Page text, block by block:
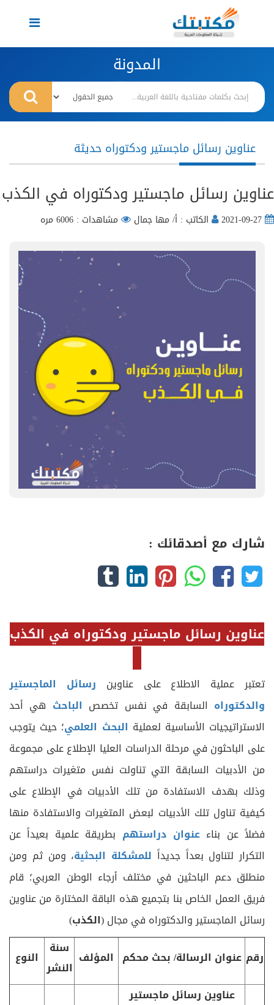
Toggle
navigation
المدونة
عناوين رسائل ماجستير ودكتوراه حديثة
عناوين رسائل ماجستير ودكتوراه في الكذب
الكاتب : أ/ مها جمال مشاهدات : 6006 مره
شارك مع أصدقائك :
عناوين رسائل ماجستير ودكتوراه في الكذب
تعتبر عملية الاطلاع على عناوين رسائل الماجستير
والدكتوراه السابقة في نفس تخصص الباحث هي أحد
الاستراتيجيات الأساسية لعملية البحث العلمي؛ حيث يتوجب
على الباحثون في مرحلة الدراسات العليا الإطلاع على مجموعة
من الأدبيات السابقة التي تناولت نفس متغيرات دراستهم
وذلك بهدف الاستفادة من تلك الأدبيات في الإطلاع على
كيفية تناول تلك الأدبيات لبعض المتغيرات والاستفادة منها
فضلاً عن بناءعنوان دراستهم بطريقة علمية بعيداً عن
التكرار لتناول بعداً جديداً للمشكلة البحثية، ومن ثم ومن
منطلق دعم الباحثين في مختلف أرجاء الوطن العربي؛ قام
فريق العمل الخاص بنا بتجميع هذه الباقة المختارة من عناوين
رسائل الماجستير والدكتوراه في مجال (الكذب)
رقم عنوان الرسالة/ بحث محكم المؤلف
سنة
النشر
النوع
عناوين رسائل ماجستير